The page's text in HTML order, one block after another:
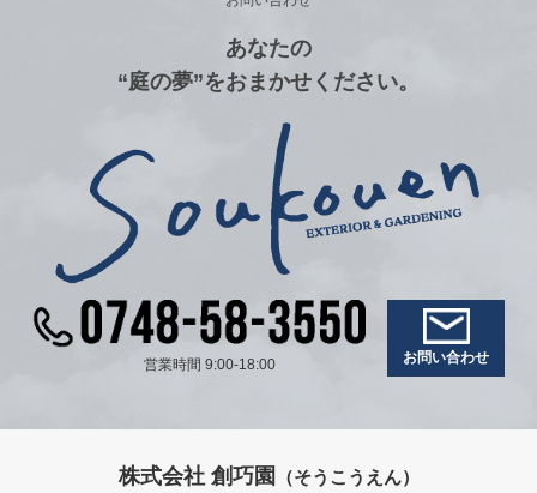
あなたの
“庭の夢”をおまかせください。
営業時間 9:00-18:00 お問い合わせ
株式会社 創巧園 （そうこうえん）